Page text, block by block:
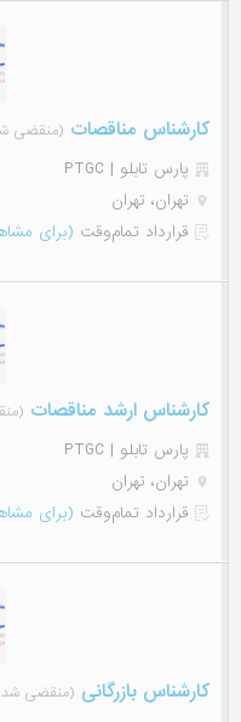
کارشناس مناقصات (منقضی
پارس تابلو | PTGC
تهران، تهران
قرارداد تمام‌وقت (برای
کارشناس ارشد مناقصات
پارس تابلو | PTGC
تهران، تهران
قرارداد تمام‌وقت (برای
کارشناس بازرگانی (منقضی